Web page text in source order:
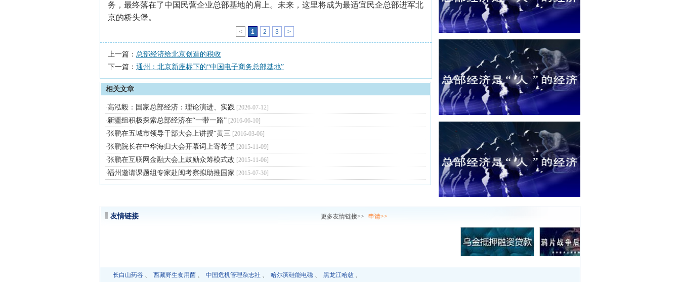
务，最终落在了中国民营企业总部基地的肩上。未来，这里将成为最适宜民企总部进军北
京的桥头堡。
< 1 2 3 >
上一篇： 总部经济给北京创造的税收
下一篇： 通州：北京新座标下的“中国电子商务总部基地”
相关文章
·高泓毅：国家总部经济：理论演进、实践 [2026-07-12]
·新疆组积极探索总部经济在“一带一路” [2016-06-10]
·张鹏在五城市领导干部大会上讲授“黄三 [2016-03-06]
·张鹏院长在中华海归大会开幕词上寄希望 [2015-11-09]
·张鹏在互联网金融大会上鼓励众筹模式改 [2015-11-06]
·福州邀请课题组专家赴闽考察拟助推国家 [2015-07-30]
友情链接 更多友情链接>> 申请>>
长白山药谷 、 西藏野生食用菌 、 中国危机管理杂志社 、 哈尔滨硅能电磁 、 黑龙江哈慈 、